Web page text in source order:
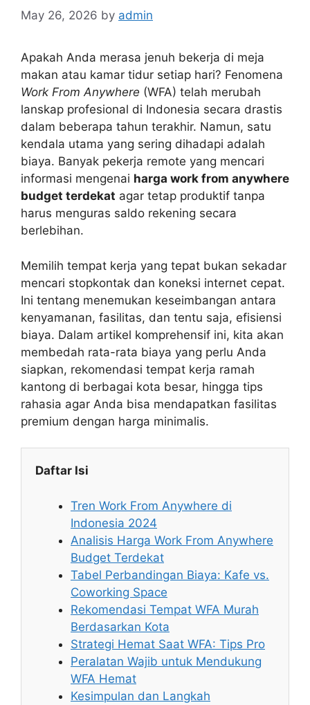
May 26, 2026 by admin
Apakah Anda merasa jenuh bekerja di meja
makan atau kamar tidur setiap hari? Fenomena
Work From Anywhere (WFA) telah merubah
lanskap profesional di Indonesia secara drastis
dalam beberapa tahun terakhir. Namun, satu
kendala utama yang sering dihadapi adalah
biaya. Banyak pekerja remote yang mencari
informasi mengenai harga work from anywhere
budget terdekat agar tetap produktif tanpa
harus menguras saldo rekening secara
berlebihan.
Memilih tempat kerja yang tepat bukan sekadar
mencari stopkontak dan koneksi internet cepat.
Ini tentang menemukan keseimbangan antara
kenyamanan, fasilitas, dan tentu saja, efisiensi
biaya. Dalam artikel komprehensif ini, kita akan
membedah rata-rata biaya yang perlu Anda
siapkan, rekomendasi tempat kerja ramah
kantong di berbagai kota besar, hingga tips
rahasia agar Anda bisa mendapatkan fasilitas
premium dengan harga minimalis.
Daftar Isi
Tren Work From Anywhere di
Indonesia 2024
Analisis Harga Work From Anywhere
Budget Terdekat
Tabel Perbandingan Biaya: Kafe vs.
Coworking Space
Rekomendasi Tempat WFA Murah
Berdasarkan Kota
Strategi Hemat Saat WFA: Tips Pro
Peralatan Wajib untuk Mendukung
WFA Hemat
Kesimpulan dan Langkah